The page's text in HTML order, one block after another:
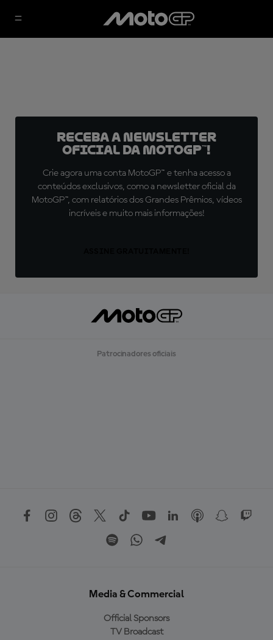
Receba a newsletter
oficial da MotoGP™!
Crie agora uma conta MotoGP™ e tenha acesso a
conteúdos exclusivos, como a newsletter oficial da
MotoGP™, com relatórios dos Grandes Prêmios, vídeos
incríveis e muito mais informações!
Patrocinadores oficiais
Media & Commercial
Official Sponsors
TV Broadcast